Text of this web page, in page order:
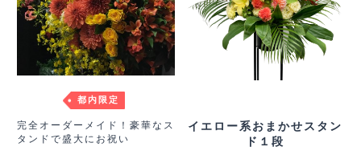
都内限定
完全オーダーメイド！豪華なス
タンドで盛大にお祝い
イエロー系おまかせスタン
ド１段